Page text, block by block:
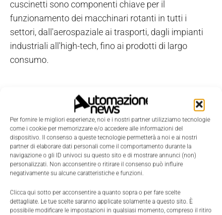
Per fornire le migliori esperienze, noi e i nostri partner utilizziamo tecnologie
come i cookie per memorizzare e/o accedere alle informazioni del
dispositivo. Il consenso a queste tecnologie permetterà a noi e ai nostri
partner di elaborare dati personali come il comportamento durante la
navigazione o gli ID univoci su questo sito e di mostrare annunci (non)
personalizzati. Non acconsentire o ritirare il consenso può influire
negativamente su alcune caratteristiche e funzioni.
Clicca qui sotto per acconsentire a quanto sopra o per fare scelte
dettagliate. Le tue scelte saranno applicate solamente a questo sito. È
possibile modificare le impostazioni in qualsiasi momento, compreso il ritiro
cuscinetti sono componenti chiave per il
funzionamento dei macchinari rotanti in tutti i
settori, dall'aerospaziale ai trasporti, dagli impianti
industriali all'high-tech, fino ai prodotti di largo
consumo.